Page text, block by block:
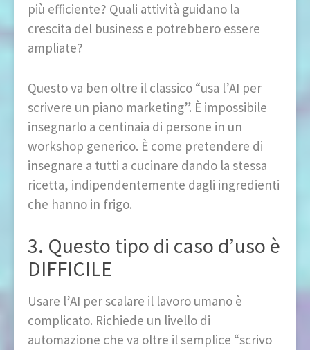
più efficiente? Quali attività guidano la
crescita del business e potrebbero essere
ampliate?
Questo va ben oltre il classico “usa l’AI per
scrivere un piano marketing”. È impossibile
insegnarlo a centinaia di persone in un
workshop generico. È come pretendere di
insegnare a tutti a cucinare dando la stessa
ricetta, indipendentemente dagli ingredienti
che hanno in frigo.
3. Questo tipo di caso d’uso è
DIFFICILE
Usare l’AI per scalare il lavoro umano è
complicato. Richiede un livello di
automazione che va oltre il semplice “scrivo